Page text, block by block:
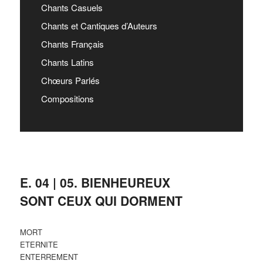
E. 04 | 05. BIENHEUREUX
SONT CEUX QUI DORMENT
MORT
ETERNITE
ENTERREMENT
Chants Casuels
Chants et Cantiques d’Auteurs
Chants Français
Chants Latins
Chœurs Parlés
Compositions